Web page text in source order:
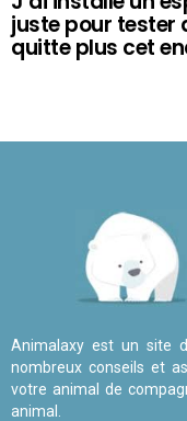
juste pour tester
quitte plus cet
Animalaxy est un site
nombreux conseils et
votre animal de
animal.